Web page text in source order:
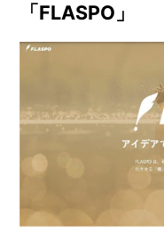
「FLASPO」